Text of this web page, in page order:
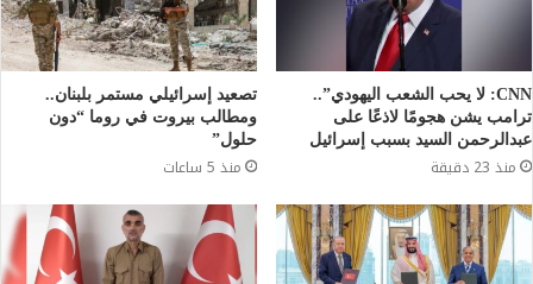
CNN: لا يحب الشعب اليهودي”..
ترامب يشن هجومًا لاذعًا على
عبدالرحمن السيد بسبب إسرائيل
منذ 23 دقيقة
تصعيد إسرائيلي مستمر بلبنان..
ومطالب بيروت في روما “دون
حلول”
منذ 5 ساعات